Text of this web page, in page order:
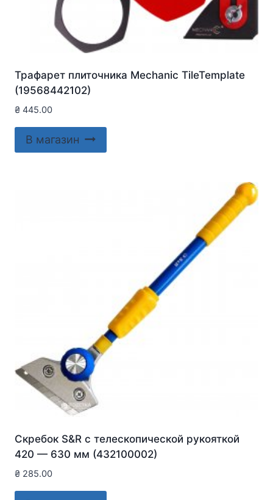
Трафарет плиточника Mechanic TileTemplate
(19568442102)
₴ 445.00
В магазин
Скребок S&R с телескопической рукояткой
420 — 630 мм (432100002)
₴ 285.00